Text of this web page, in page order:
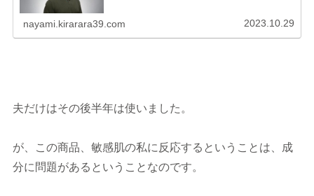
nayami.kirarara39.com 2023.10.29
夫だけはその後半年は使いました。
が、この商品、敏感肌の私に反応するということは、成
分に問題があるということなのです。